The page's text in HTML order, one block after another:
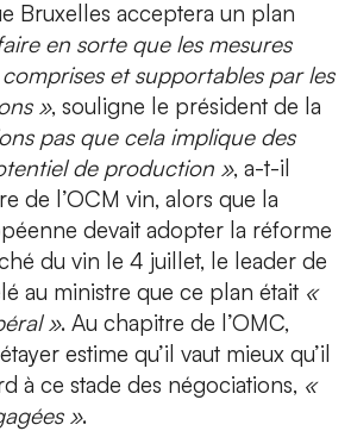
Bruxelles acceptera un plan
en sorte que les mesures
et supportables par les
», souligne le président de la
pas que cela implique des
de production », a-t-il
de l’OCM vin, alors que la
devait adopter la réforme
du vin le 4 juillet, le leader de
au ministre que ce plan était «
». Au chapitre de l’OMC,
estime qu’il vaut mieux qu’il
à ce stade des négociations, «
».